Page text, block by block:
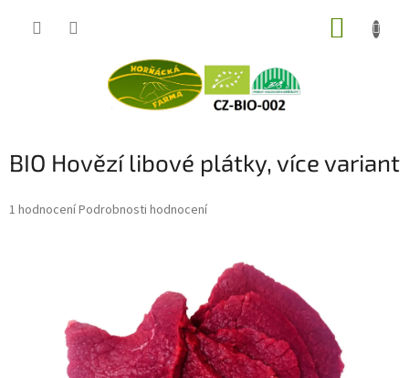
BIO Hovězí libové plátky, více variant
Průměrné
hvězdiček.
1 hodnoceníPodrobnosti hodnocení